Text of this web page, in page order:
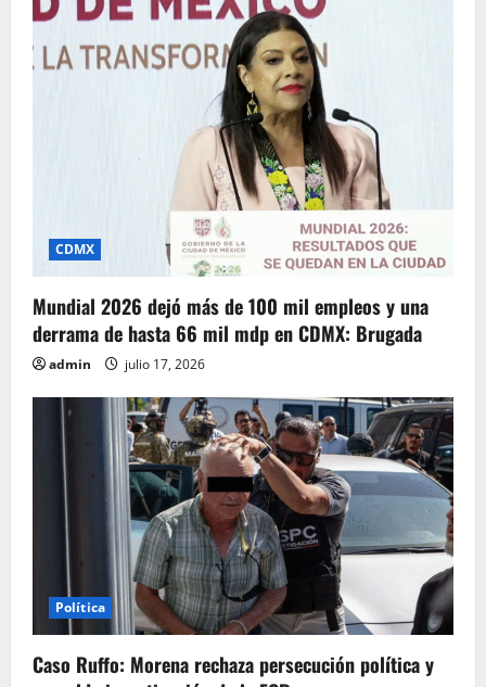
CDMX
Mundial 2026 dejó más de 100 mil empleos y una
derrama de hasta 66 mil mdp en CDMX: Brugada
admin julio 17, 2026
Política
Caso Ruffo: Morena rechaza persecución política y